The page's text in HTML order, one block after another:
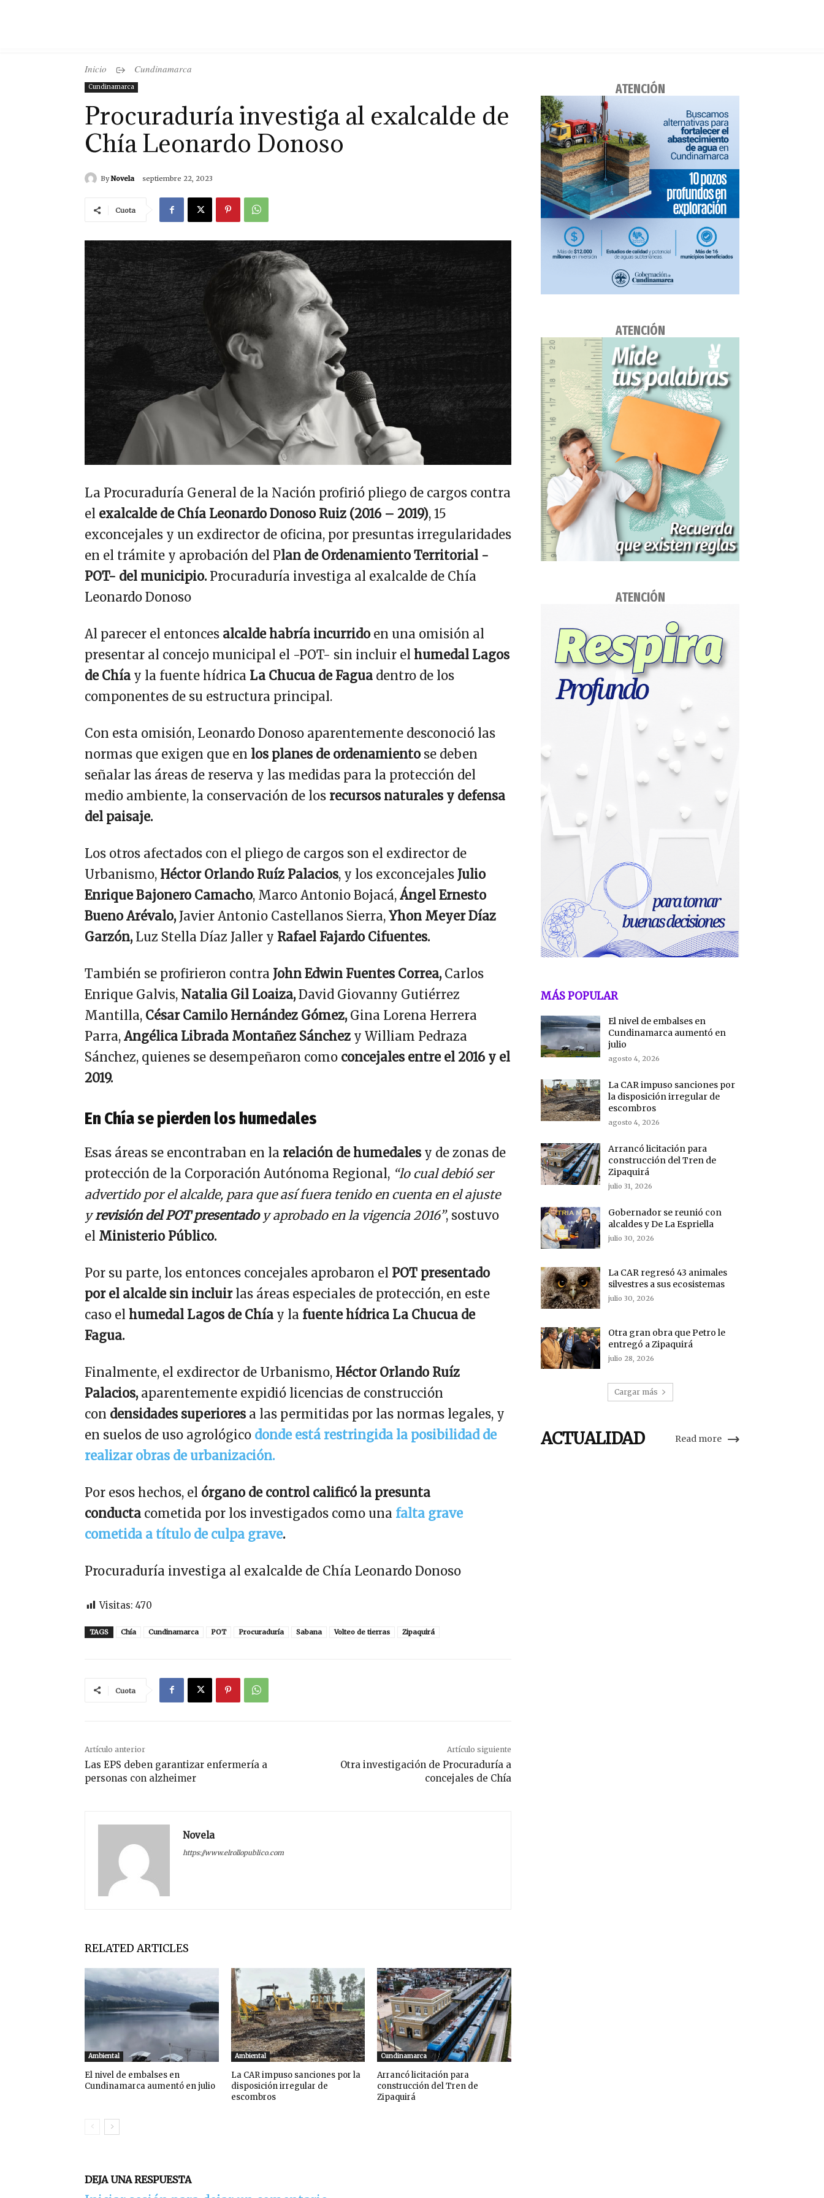
Inicio Cundinamarca
Cundinamarca
Procuraduría investiga al exalcalde de
Chía Leonardo Donoso
By Novela septiembre 22, 2023
Cuota
La Procuraduría General de la Nación profirió pliego de cargos contra
el exalcalde de Chía Leonardo Donoso Ruiz (2016 – 2019), 15
exconcejales y un exdirector de oficina, por presuntas irregularidades
en el trámite y aprobación del Plan de Ordenamiento Territorial -
POT- del municipio. Procuraduría investiga al exalcalde de Chía
Leonardo Donoso
Al parecer el entonces alcalde habría incurrido en una omisión al
presentar al concejo municipal el -POT- sin incluir el humedal Lagos
de Chía y la fuente hídrica La Chucua de Fagua dentro de los
componentes de su estructura principal.
Con esta omisión, Leonardo Donoso aparentemente desconoció las
normas que exigen que en los planes de ordenamiento se deben
señalar las áreas de reserva y las medidas para la protección del
medio ambiente, la conservación de los recursos naturales y defensa
del paisaje.
Los otros afectados con el pliego de cargos son el exdirector de
Urbanismo, Héctor Orlando Ruíz Palacios, y los exconcejales Julio
Enrique Bajonero Camacho, Marco Antonio Bojacá, Ángel Ernesto
Bueno Arévalo, Javier Antonio Castellanos Sierra, Yhon Meyer Díaz
Garzón, Luz Stella Díaz Jaller y Rafael Fajardo Cifuentes.
También se profirieron contra John Edwin Fuentes Correa, Carlos
Enrique Galvis, Natalia Gil Loaiza, David Giovanny Gutiérrez
Mantilla, César Camilo Hernández Gómez, Gina Lorena Herrera
Parra, Angélica Librada Montañez Sánchez y William Pedraza
Sánchez, quienes se desempeñaron como concejales entre el 2016 y el
2019.
En Chía se pierden los humedales
Esas áreas se encontraban en la relación de humedales y de zonas de
protección de la Corporación Autónoma Regional, “lo cual debió ser
advertido por el alcalde, para que así fuera tenido en cuenta en el ajuste
yrevisión del POT presentadoy aprobado en la vigencia 2016”, sostuvo
el Ministerio Público.
Por su parte, los entonces concejales aprobaron el POT presentado
por el alcalde sin incluirlas áreas especiales de protección, en este
caso el humedal Lagos de Chía y la fuente hídrica La Chucua de
Fagua.
Finalmente, el exdirector de Urbanismo, Héctor Orlando Ruíz
Palacios, aparentemente expidió licencias de construcción
con densidades superiores a las permitidas por las normas legales, y
en suelos de uso agrológico donde está restringida la posibilidad de
realizar obras de urbanización.
Por esos hechos, el órgano de control calificó la presunta
conducta cometida por los investigados como una falta grave
cometida a título de culpa grave.
Procuraduría investiga al exalcalde de Chía Leonardo Donoso
Visitas: 470
TAGS Chía Cundinamarca POT Procuraduría Sabana Volteo de tierras Zipaquirá
Cuota
Artículo anterior
Las EPS deben garantizar enfermería a
personas con alzheimer
Artículo siguiente
Otra investigación de Procuraduría a
concejales de Chía
Novela
https://www.elrollopublico.com
RELATED ARTICLES
Ambiental
El nivel de embalses en
Cundinamarca aumentó en julio
Ambiental
La CAR impuso sanciones por la
disposición irregular de
escombros
Cundinamarca
Arrancó licitación para
construcción del Tren de
Zipaquirá
DEJA UNA RESPUESTA
ATENCIÓN
ATENCIÓN
ATENCIÓN
MÁS POPULAR
El nivel de embalses en
Cundinamarca aumentó en
julio
agosto 4, 2026
La CAR impuso sanciones por
la disposición irregular de
escombros
agosto 4, 2026
Arrancó licitación para
construcción del Tren de
Zipaquirá
julio 31, 2026
Gobernador se reunió con
alcaldes y De La Espriella
julio 30, 2026
La CAR regresó 43 animales
silvestres a sus ecosistemas
julio 30, 2026
Otra gran obra que Petro le
entregó a Zipaquirá
julio 28, 2026
Cargar más
ACTUALIDAD Read more